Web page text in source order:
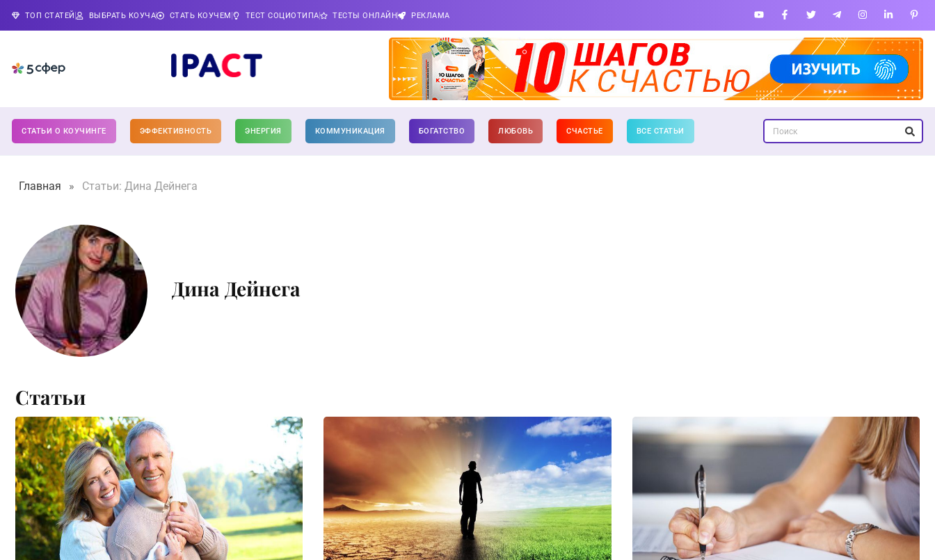
ТОП СТАТЕЙ ВЫБРАТЬ КОУЧА СТАТЬ КОУЧЕМ ТЕСТ СОЦИОТИПА ТЕСТЫ ОНЛАЙН РЕКЛАМА
СТАТЬИ О КОУЧИНГЕ ЭФФЕКТИВНОСТЬ ЭНЕРГИЯ КОММУНИКАЦИЯ БОГАТСТВО ЛЮБОВЬ СЧАСТЬЕ ВСЕ СТАТЬИ
Главная » Статьи: Дина Дейнега
Дина Дейнега
Статьи